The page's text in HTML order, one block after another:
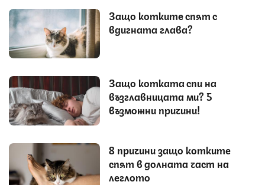
Защо котките спят с
вдигната глава?
Защо котката спи на
възглавницата ми? 5
възможни причини!
8 причини защо котките
спят в долната част на
леглото